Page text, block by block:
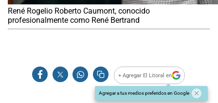
René Rogelio Roberto Caumont, conocido
profesionalmente como René Bertrand
+ Agregar El Litoral en
Agregar a tus medios preferidos en Google